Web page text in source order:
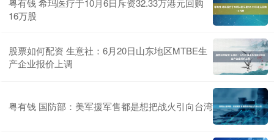
16万股
股票如何配资 生意社：6月20日山东地区MTBE生
产企业报价上调
粤有钱 国防部：美军援军售都是想把战火引向台湾